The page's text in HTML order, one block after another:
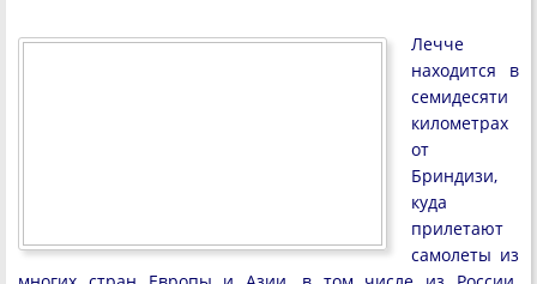
Лечче
находится в
семидесяти
километрах
от
Бриндизи,
куда
прилетают
самолеты из